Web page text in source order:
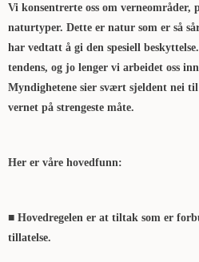
Vi konsentrerte oss om
naturtyper. Dette er natur som er så
har vedtatt å gi den spesiell
tendens, og jo lenger vi arbeidet oss
Myndighetene sier svært sjeldent nei
vernet på strengeste måte.
Her er våre hovedfunn:
■ Hovedregelen er at tiltak som er
tillatelse.